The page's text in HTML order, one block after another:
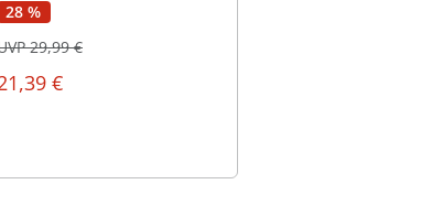
28 %
€
29,99 €